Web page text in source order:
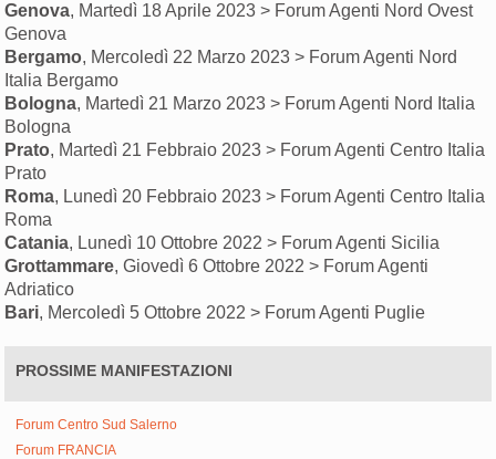
Genova, Martedì 18 Aprile 2023 > Forum Agenti Nord Ovest
Genova
Bergamo, Mercoledì 22 Marzo 2023 > Forum Agenti Nord
Italia Bergamo
Bologna, Martedì 21 Marzo 2023 > Forum Agenti Nord Italia
Bologna
Prato, Martedì 21 Febbraio 2023 > Forum Agenti Centro Italia
Prato
Roma, Lunedì 20 Febbraio 2023 > Forum Agenti Centro Italia
Roma
Catania, Lunedì 10 Ottobre 2022 > Forum Agenti Sicilia
Grottammare, Giovedì 6 Ottobre 2022 > Forum Agenti
Adriatico
Bari, Mercoledì 5 Ottobre 2022 > Forum Agenti Puglie
PROSSIME MANIFESTAZIONI
Forum Centro Sud Salerno
Forum FRANCIA